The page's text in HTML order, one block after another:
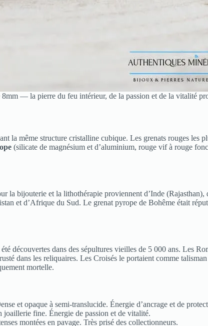
8mm — la pierre du feu intérieur, de la passion et de la vitalité
la même structure cristalline cubique. Les grenats rouges les
(silicate de magnésium et d’aluminium, rouge vif à rouge
la bijouterie et la lithothérapie proviennent d’Inde
et d’Afrique du Sud. Le grenat pyrope de Bohême était
découvertes dans des sépultures vieilles de 5 000 ans. Les
dans les reliquaires. Les Croisés le portaient comme
mortelle.
et opaque à semi-translucide. Énergie d’ancrage et de
fine. Énergie de passion et de vitalité.
montées en pavage. Très prisé des collectionneurs.